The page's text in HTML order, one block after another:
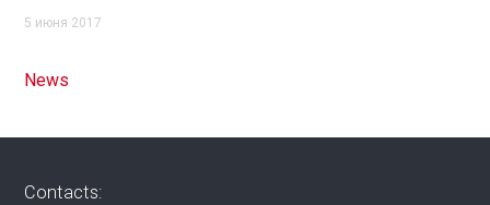
5 июня 2017
News
Contacts: